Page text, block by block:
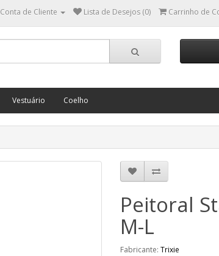
Conta de Cliente Lista de Desejos (0) Carrinho de
Vestuário Coelho
Peitoral
M-L
Fabricante: Trixie